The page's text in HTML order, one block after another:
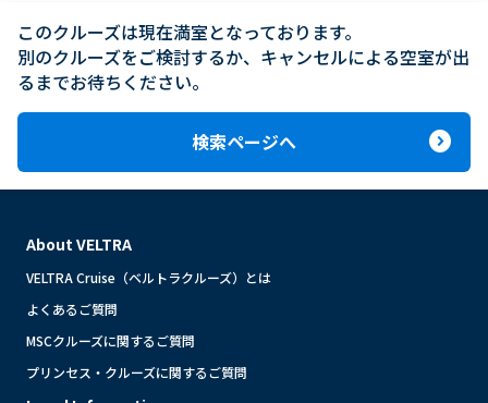
このクルーズは現在満室となっております。
別のクルーズをご検討するか、キャンセルによる空室が出
るまでお待ちください。
検索ページへ expand_circle_right
About VELTRA
VELTRA Cruise（ベルトラクルーズ）とは
よくあるご質問
MSCクルーズに関するご質問
プリンセス・クルーズに関するご質問